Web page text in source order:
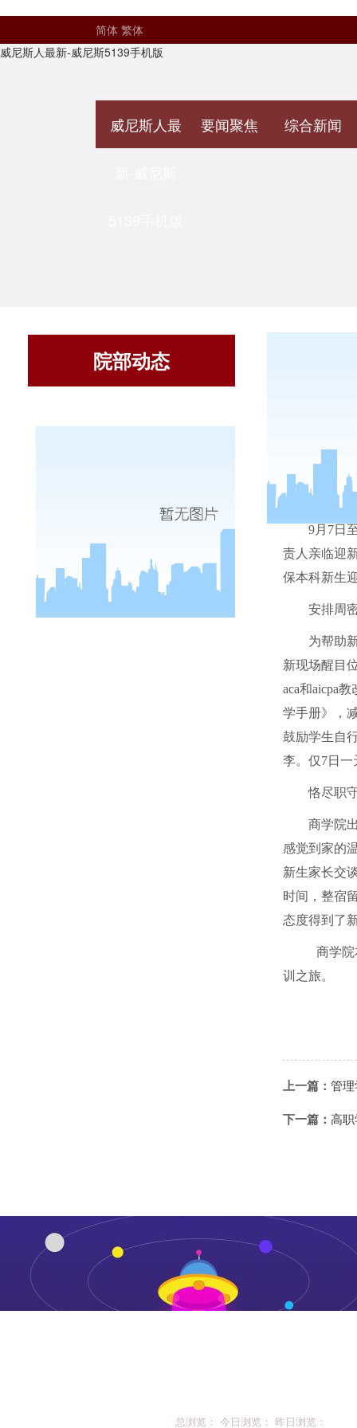
简体 繁体
威尼斯人最新-威尼斯5139手机版
威尼斯人最 要闻聚焦 综合新闻
院部动态
9月 7日
责人亲临迎
保本科新生
安排周
为帮助
新现场醒目
aca和aicpa教
学手册》，
鼓励学生自
李。仅7日
恪尽职
商学院
感觉到家的
新生家长交
时间，整宿
态度得到了
商学院
训之旅。
上一篇： 管
下一篇： 高
总浏览： 今日浏览： 昨日浏览：